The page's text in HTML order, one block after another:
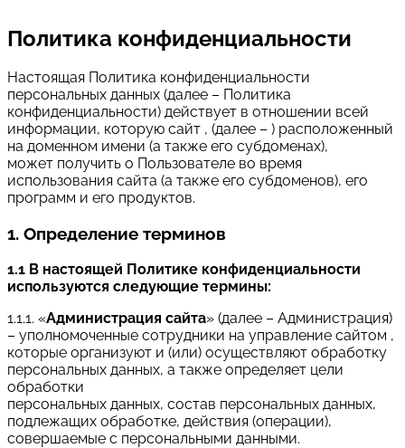
Политика конфиденциальности
Настоящая Политика конфиденциальности
персональных данных (далее – Политика
конфиденциальности) действует в отношении всей
информации, которую сайт , (далее – ) расположенный
на доменном имени (а также его субдоменах),
может получить о Пользователе во время
использования сайта (а также его субдоменов), его
программ и его продуктов.
1. Определение терминов
1.1 В настоящей Политике конфиденциальности
используются следующие термины:
1.1.1. «Администрация сайта» (далее – Администрация)
– уполномоченные сотрудники на управление сайтом ,
которые организуют и (или) осуществляют обработку
персональных данных, а также определяет цели
обработки
персональных данных, состав персональных данных,
подлежащих обработке, действия (операции),
совершаемые с персональными данными.